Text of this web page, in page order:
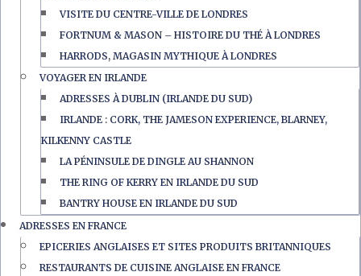
VISITE DU CENTRE-VILLE DE LONDRES
FORTNUM & MASON – HISTOIRE DU THÉ À LONDRES
HARRODS, MAGASIN MYTHIQUE À LONDRES
VOYAGER EN IRLANDE
ADRESSES À DUBLIN (IRLANDE DU SUD)
IRLANDE : CORK, THE JAMESON EXPERIENCE, BLARNEY,
KILKENNY CASTLE
LA PÉNINSULE DE DINGLE AU SHANNON
THE RING OF KERRY EN IRLANDE DU SUD
BANTRY HOUSE EN IRLANDE DU SUD
ADRESSES EN FRANCE
EPICERIES ANGLAISES ET SITES PRODUITS BRITANNIQUES
RESTAURANTS DE CUISINE ANGLAISE EN FRANCE